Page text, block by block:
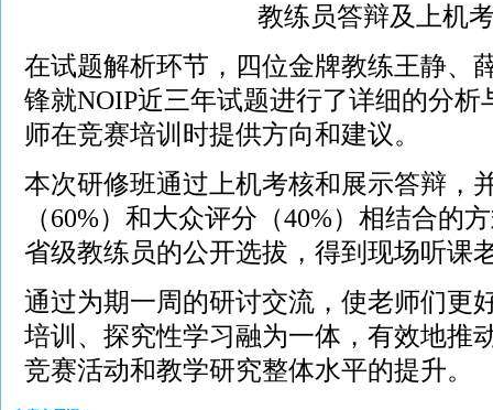
教练员答辩及上机
在试题解析环节，四位金牌教练王静、
锋就NOIP近三年试题进行了详细的分
师在竞赛培训时提供方向和建议。
本次研修班通过上机考核和展示答辩，
（60%）和大众评分（40%）相结合的
省级教练员的公开选拔，得到现场听课
通过为期一周的研讨交流，使老师们更
培训、探究性学习融为一体，有效地推
竞赛活动和教学研究整体水平的提升。